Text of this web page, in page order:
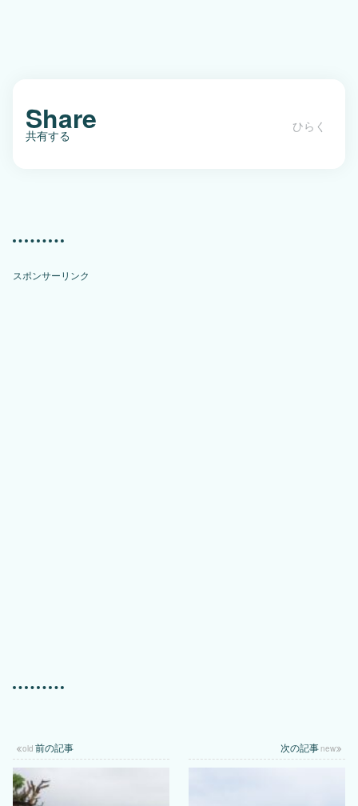
Share
共有する
スポンサーリンク
前の記事 次の記事